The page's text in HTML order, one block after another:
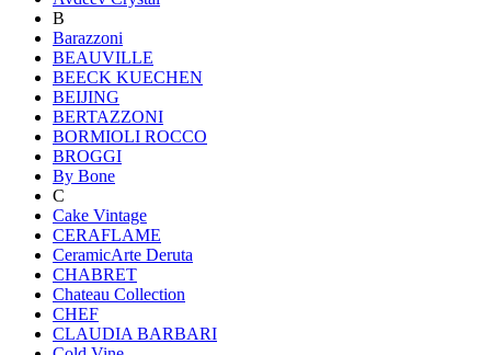
B
Barazzoni
BEAUVILLE
BEECK KUECHEN
BEIJING
BERTAZZONI
BORMIOLI ROCCO
BROGGI
By Bone
C
Cake Vintage
CERAFLAME
CeramicArte Deruta
CHABRET
Chateau Collection
CHEF
CLAUDIA BARBARI